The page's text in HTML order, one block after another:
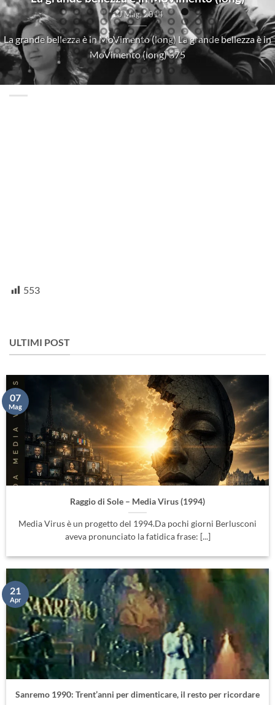
di
Ho sentito cantare Fabiana per la prima volta su
accompagnata da una chitarra in [...]
Raggio di Sole – Media Virus (1994)
aveva pronunciato la fatidica frase: [...]
Mag
Sanremo 1990: Trent’anni per dimenticare, il resto per ricordare
dell’Ariston, anno 1990. Intorno a me il [...]
21
Apr